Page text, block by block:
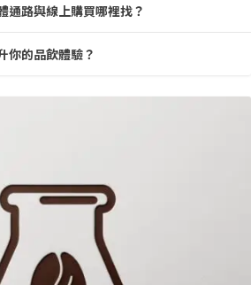
通路與線上購買哪裡找？
你的品飲體驗？